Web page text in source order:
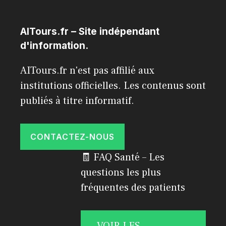
AITours.fr – Site indépendant
d'information.
AITours.fr n'est pas affilié aux
institutions officielles. Les contenus sont
publiés à titre informatif.
CONTACTEZ-NOUS
🧾 FAQ Santé – Les
questions les plus
fréquentes des patients